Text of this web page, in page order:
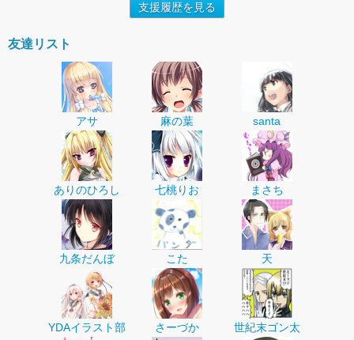
支援履歴を見る
友達リスト
アサ 麻の葉 santa
ありのひろし 七桃りお まさち
九条だんぼ こた 天
YDAイラスト部 さーづか 世紀末ゴン太